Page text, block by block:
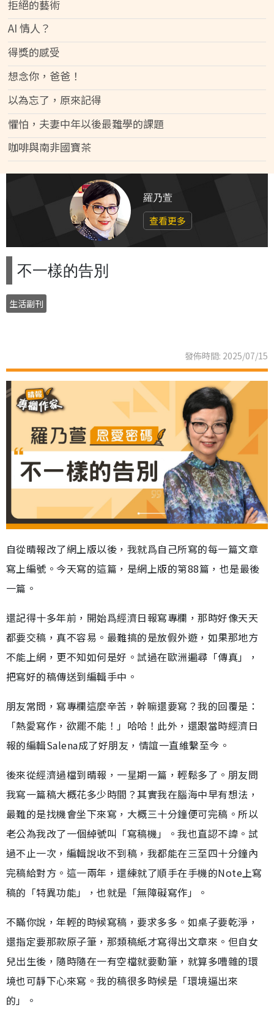
拒絕的藝術
AI 情人？
得獎的感受
想念你，爸爸！
以為忘了，原來記得
懼怕，夫妻中年以後最難學的課題
咖啡與南非國寶茶
羅乃萱
查看更多
不一樣的告別
生活副刊
發佈時間: 2025/07/15
自從晴報改了網上版以後，我就爲自己所寫的每一篇文章
寫上編號。今天寫的這篇，是網上版的第88篇，也是最後
一篇。
還記得十多年前，開始爲經濟日報寫專欄，那時好像天天
都要交稿，真不容易。最難搞的是放假外遊，如果那地方
不能上網，更不知如何是好。試過在歐洲遍尋「傳真」，
把寫好的稿傳送到編輯手中。
朋友常問，寫專欄這麼辛苦，幹嘛還要寫？我的回覆是：
「熱愛寫作，欲罷不能！」哈哈！此外，還跟當時經濟日
報的編輯Salena成了好朋友，情誼一直維繫至今。
後來從經濟過檔到晴報，一星期一篇，輕鬆多了。朋友問
我寫一篇稿大概花多少時間？其實我在腦海中早有想法，
最難的是找機會坐下來寫，大概三十分鐘便可完稿。所以
老公為我改了一個綽號叫「寫稿機」。我也直認不諱。試
過不止一次，編輯說收不到稿，我都能在三至四十分鐘內
完稿給對方。這一兩年，還練就了順手在手機的Note上寫
稿的「特異功能」，也就是「無障礙寫作」。
不瞞你說，年輕的時候寫稿，要求多多。如桌子要乾淨，
還指定要那款原子筆，那類稿紙才寫得出文章來。但自女
兒出生後，隨時隨在一有空檔就要動筆，就算多嘈雜的環
境也可靜下心來寫。我的稿很多時候是「環境逼出來
的」。